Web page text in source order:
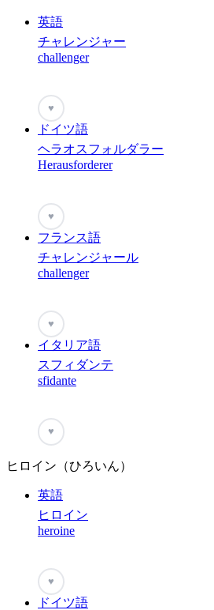
英語
チャレンジャー
challenger
♥
ドイツ語
ヘラオスフォルダラー
Herausforderer
♥
フランス語
チャレンジャール
challenger
♥
イタリア語
スフィダンテ
sfidante
♥
ヒロイン（ひろいん）
英語
ヒロイン
heroine
♥
ドイツ語